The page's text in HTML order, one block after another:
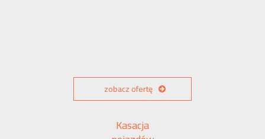
zobacz ofertę
Kasacja